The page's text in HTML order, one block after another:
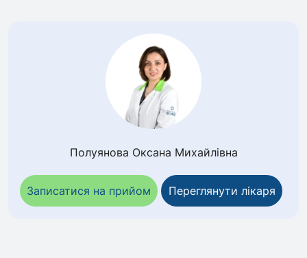
Полуянова Оксана Михайлівна
Записатися на прийом Переглянути лікаря